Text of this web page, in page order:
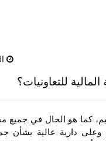
للتعاونيات؟
كما هو الحال في جميع
دارية عالية بشأن